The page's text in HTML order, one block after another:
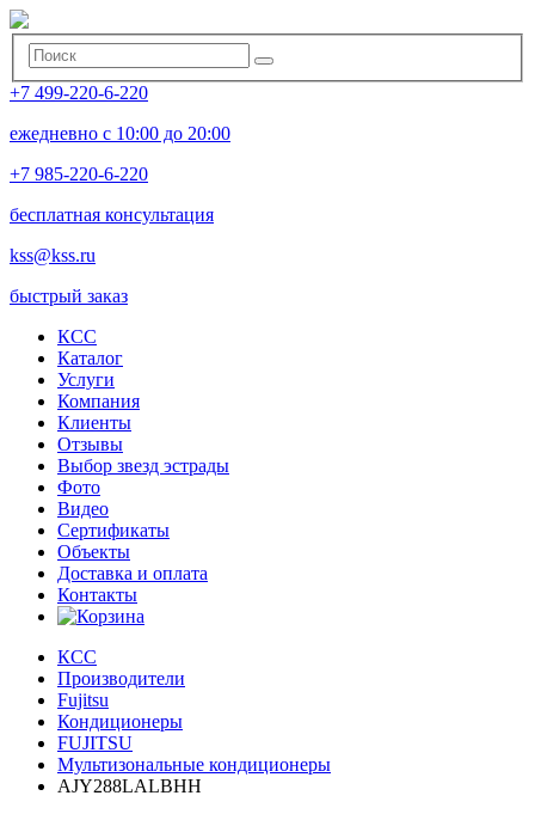
+7 499-220-6-220
ежедневно с 10:00 до 20:00
+7 985-220-6-220
бесплатная консультация
kss@kss.ru
быстрый заказ
КСС
Каталог
Услуги
Компания
Клиенты
Oтзывы
Выбор звезд эстрады
Фото
Видео
Сертификаты
Объекты
Доставка и оплата
Контакты
КСС
Производители
Fujitsu
Кондиционеры
FUJITSU
Мультизональные кондиционеры
AJY288LALBHH